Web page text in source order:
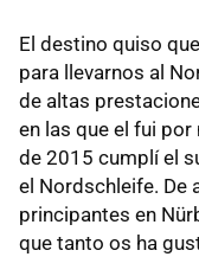
El destino quiso
para llevarnos al
de altas
en las que el fui por
de 2015 cumplí el
el Nordschleife. De
principantes en
que tanto os ha